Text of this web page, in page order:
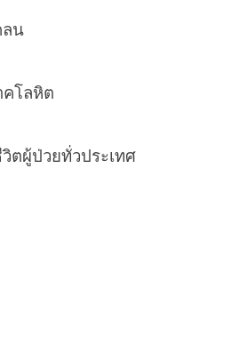
ลน
คโลหิต
ตผู้ป่วยทั่วประเทศ